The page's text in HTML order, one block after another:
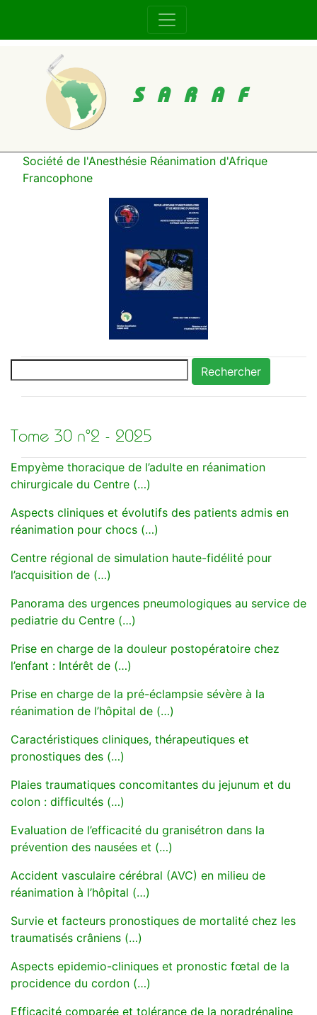
SARAF
Société de l'Anesthésie Réanimation d'Afrique
Francophone
Rechercher
Tome 30 n°2 - 2025
Empyème thoracique de l’adulte en réanimation
chirurgicale du Centre (…)
Aspects cliniques et évolutifs des patients admis en
réanimation pour chocs (…)
Centre régional de simulation haute-fidélité pour
l’acquisition de (…)
Panorama des urgences pneumologiques au service de
pediatrie du Centre (…)
Prise en charge de la douleur postopératoire chez
l’enfant : Intérêt de (…)
Prise en charge de la pré-éclampsie sévère à la
réanimation de l’hôpital de (…)
Caractéristiques cliniques, thérapeutiques et
pronostiques des (…)
Plaies traumatiques concomitantes du jejunum et du
colon : difficultés (…)
Evaluation de l’efficacité du granisétron dans la
prévention des nausées et (…)
Accident vasculaire cérébral (AVC) en milieu de
réanimation à l’hôpital (…)
Survie et facteurs pronostiques de mortalité chez les
traumatisés crâniens (…)
Aspects epidemio-cliniques et pronostic fœtal de la
procidence du cordon (…)
Efficacité comparée et tolérance de la noradrénaline